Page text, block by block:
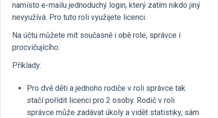
namísto e-mailu jednoduchý login, který zatím nikdo jiný
nevyužívá. Pro tuto roli využijete licenci.
Na účtu můžete mít současně i obě role, správce i
procvičujícího.
Příklady:
Pro dvě děti a jednoho rodiče v roli správce tak
stačí pořídit licenci pro 2 osoby. Rodič v roli
správce může zadávat úkoly a vidět statistiky, sám